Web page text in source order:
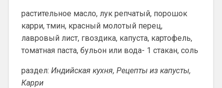
растительное масло, лук репчатый, порошок
карри, тмин, красный молотый перец,
лавровый лист, гвоздика, капуста, картофель,
томатная паста, бульон или вода- 1 стакан, соль
раздел: Индийская кухня, Рецепты из капусты,
Карри